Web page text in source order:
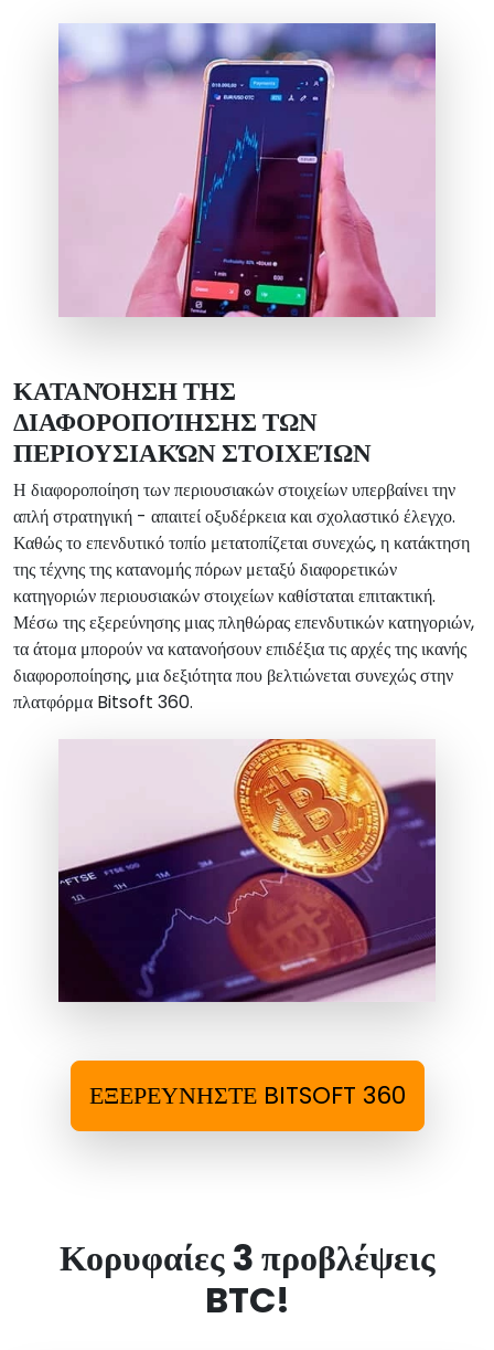
ΚΑΤΑΝΌΗΣΗ ΤΗΣ
ΔΙΑΦΟΡΟΠΟΊΗΣΗΣ ΤΩΝ
ΠΕΡΙΟΥΣΙΑΚΏΝ ΣΤΟΙΧΕΊΩΝ
Η διαφοροποίηση των περιουσιακών στοιχείων υπερβαίνει την
απλή στρατηγική - απαιτεί οξυδέρκεια και σχολαστικό έλεγχο.
Καθώς το επενδυτικό τοπίο μετατοπίζεται συνεχώς, η κατάκτηση
της τέχνης της κατανομής πόρων μεταξύ διαφορετικών
κατηγοριών περιουσιακών στοιχείων καθίσταται επιτακτική.
Μέσω της εξερεύνησης μιας πληθώρας επενδυτικών κατηγοριών,
τα άτομα μπορούν να κατανοήσουν επιδέξια τις αρχές της ικανής
διαφοροποίησης, μια δεξιότητα που βελτιώνεται συνεχώς στην
πλατφόρμα Bitsoft 360.
ΕΞΕΡΕΥΝΗΣΤΕ BITSOFT 360
Κορυφαίες 3 προβλέψεις
BTC!